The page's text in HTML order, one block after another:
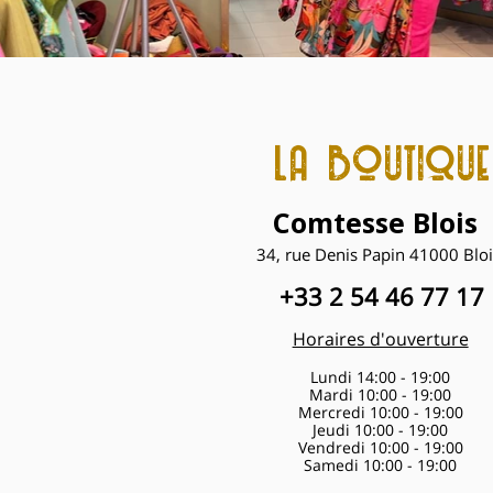
la boutique
Comtesse Blois
34, rue Denis Papin41000
+33 2 54 46 77 17
Horaires d'ouverture
Lundi 14:00 - 19:00
Mardi 10:00 - 19:00
Mercredi 10:00 - 19:00
Jeudi 10:00 - 19:00
Vendredi 10:00 - 19:00
Samedi 10:00 - 19:00